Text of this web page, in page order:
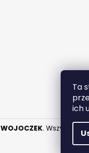
Ta
ich
WOJOCZEK. Wszystkie